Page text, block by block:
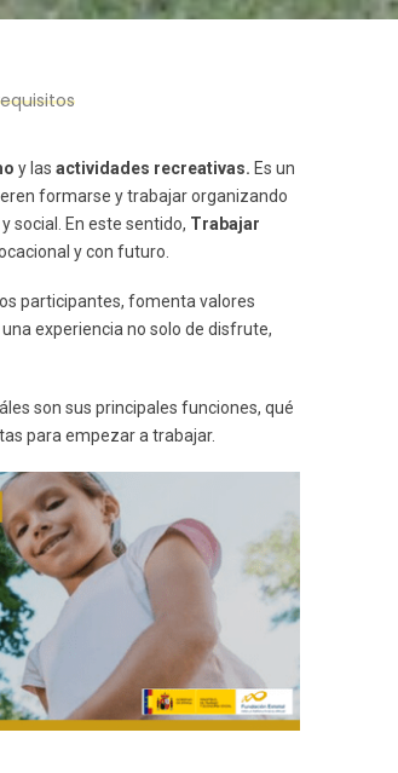
y las actividades recreativas. Es un
formarse y trabajar organizando
social. En este sentido, Trabajar
y con futuro.
participantes, fomenta valores
experiencia no solo de disfrute,
son sus principales funciones, qué
para empezar a trabajar.